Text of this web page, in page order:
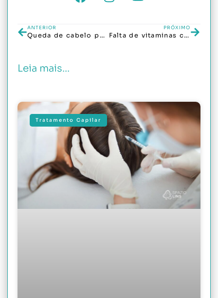
ANTERIOR
Queda de cabelo por estresse: como identificar e reverter o problema
PRÓXIMO
Falta de vitaminas causa queda de cabelo? Veja quais exames investigar
Leia mais...
Tratamento Capilar